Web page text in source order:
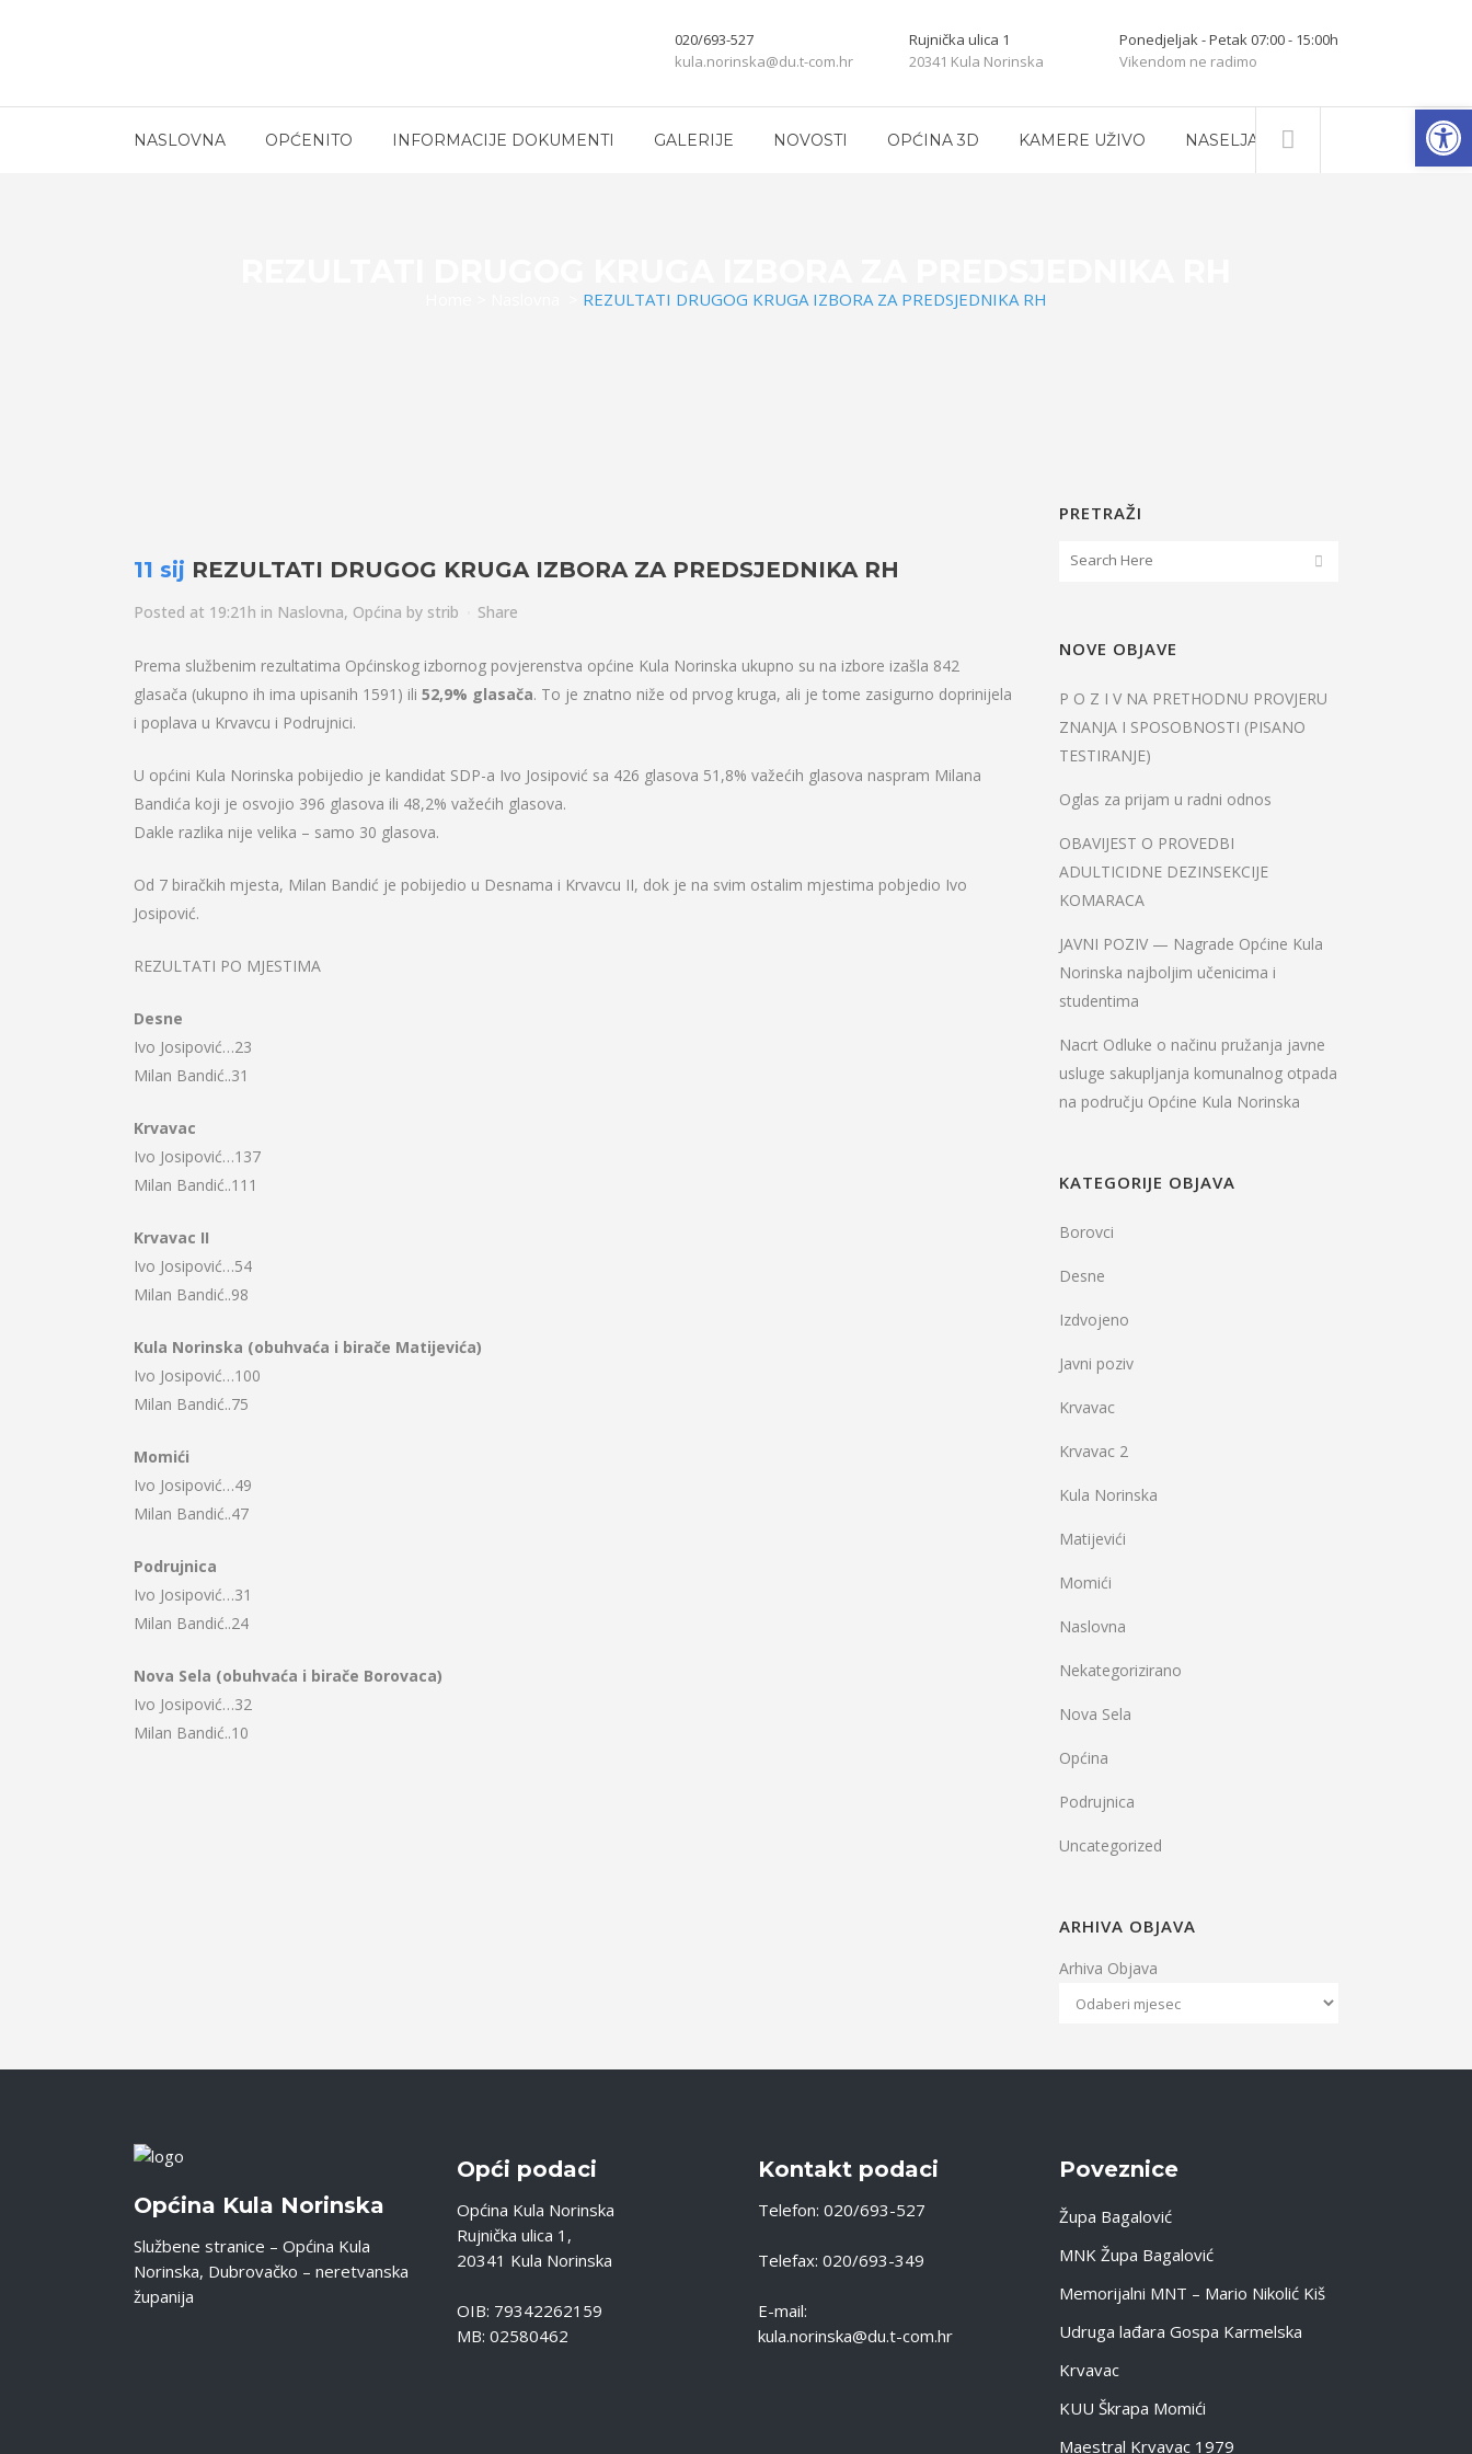
020/693-527
kula.norinska@du.t-com.hr
Rujnička ulica 1
20341 Kula Norinska
Ponedjeljak - Petak 07:00 - 15:00h
Vikendom ne radimo
NASLOVNA OPĆENITO INFORMACIJE DOKUMENTI GALERIJE NOVOSTI OPĆINA 3D KAMERE UŽIVO NASELJA
REZULTATI DRUGOG KRUGA IZBORA ZA PREDSJEDNIKA RH
11 sij REZULTATI DRUGOG KRUGA IZBORA ZA PREDSJEDNIKA RH
Posted at 19:21h in Naslovna, Općina by strib Share
Prema službenim rezultatima Općinskog izbornog povjerenstva općine Kula Norinska ukupno su na izbore izašla 842
glasača (ukupno ih ima upisanih 1591) ili 52,9% glasača. To je znatno niže od prvog kruga, ali je tome zasigurno doprinijela
i poplava u Krvavcu i Podrujnici.
U općini Kula Norinska pobijedio je kandidat SDP-a Ivo Josipović sa 426 glasova 51,8% važećih glasova naspram Milana
Bandića koji je osvojio 396 glasova ili 48,2% važećih glasova.
Dakle razlika nije velika – samo 30 glasova.
Od 7 biračkih mjesta, Milan Bandić je pobijedio u Desnama i Krvavcu II, dok je na svim ostalim mjestima pobjedio Ivo
Josipović.
REZULTATI PO MJESTIMA
Desne
Ivo Josipović…23
Milan Bandić..31
Krvavac
Ivo Josipović…137
Milan Bandić..111
Krvavac II
Ivo Josipović…54
Milan Bandić..98
Kula Norinska (obuhvaća i birače Matijevića)
Ivo Josipović…100
Milan Bandić..75
Momići
Ivo Josipović…49
Milan Bandić..47
Podrujnica
Ivo Josipović…31
Milan Bandić..24
Nova Sela (obuhvaća i birače Borovaca)
Ivo Josipović…32
Milan Bandić..10
PRETRAŽI
NOVE OBJAVE
P O Z I V NA PRETHODNU PROVJERU
ZNANJA I SPOSOBNOSTI (PISANO
TESTIRANJE)
Oglas za prijam u radni odnos
OBAVIJEST O PROVEDBI
ADULTICIDNE DEZINSEKCIJE
KOMARACA
JAVNI POZIV — Nagrade Općine Kula
Norinska najboljim učenicima i
studentima
Nacrt Odluke o načinu pružanja javne
usluge sakupljanja komunalnog otpada
na području Općine Kula Norinska
KATEGORIJE OBJAVA
Borovci
Desne
Izdvojeno
Javni poziv
Krvavac
Krvavac 2
Kula Norinska
Matijevići
Momići
Naslovna
Nekategorizirano
Nova Sela
Općina
Podrujnica
Uncategorized
ARHIVA OBJAVA
Arhiva Objava
Općina Kula Norinska
Službene stranice – Općina Kula
Norinska, Dubrovačko – neretvanska
županija
Opći podaci
Općina Kula Norinska
Rujnička ulica 1,
20341 Kula Norinska
OIB: 79342262159
MB: 02580462
Kontakt podaci
Telefon: 020/693-527
Telefax: 020/693-349
E-mail:
kula.norinska@du.t-com.hr
Poveznice
Župa Bagalović
MNK Župa Bagalović
Memorijalni MNT – Mario Nikolić Kiš
Udruga lađara Gospa Karmelska
Krvavac
KUU Škrapa Momići
Maestral Krvavac 1979